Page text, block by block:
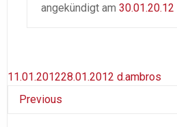
angekündigt am 30.01.20.12
11.01.201228.01.2012 d.ambros
Previous